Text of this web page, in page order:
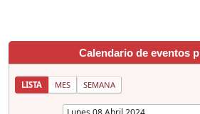
Calendario de eventos
LISTA MES SEMANA